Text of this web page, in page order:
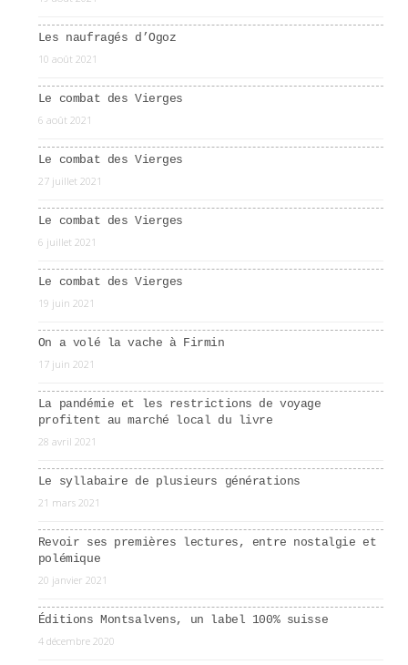
Les naufragés d’Ogoz
10 août 2021
Le combat des Vierges
6 août 2021
Le combat des Vierges
27 juillet 2021
Le combat des Vierges
6 juillet 2021
Le combat des Vierges
19 juin 2021
On a volé la vache à Firmin
17 juin 2021
La pandémie et les restrictions de voyage
profitent au marché local du livre
28 avril 2021
Le syllabaire de plusieurs générations
21 mars 2021
Revoir ses premières lectures, entre nostalgie et
polémique
20 janvier 2021
Éditions Montsalvens, un label 100% suisse
4 décembre 2020